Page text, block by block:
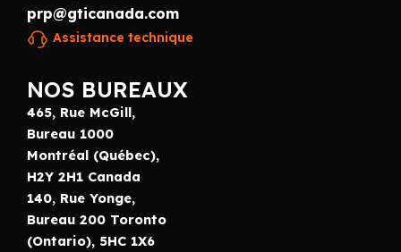
prp@gticanada.com
Assistance technique
NOS BUREAUX
465, Rue McGill,
Bureau 1000
Montréal (Québec),
H2Y 2H1 Canada
140, Rue Yonge,
Bureau 200 Toronto
(Ontario), 5HC 1X6